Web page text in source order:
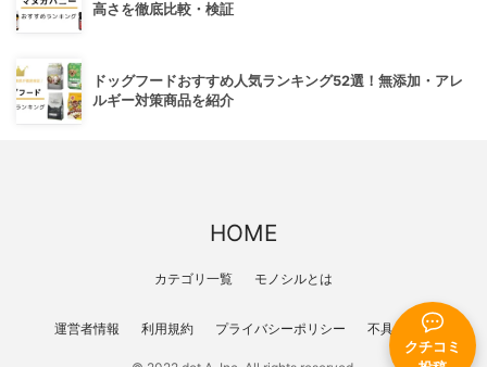
クチコミ
高さを徹底比較・検証
ドッグフードおすすめ人気ランキング52選！無添加・アレ
ルギー対策商品を紹介
HOME
カテゴリ一覧 モノシルとは
運営者情報 利用規約 プライバシーポリシー 不具合報告